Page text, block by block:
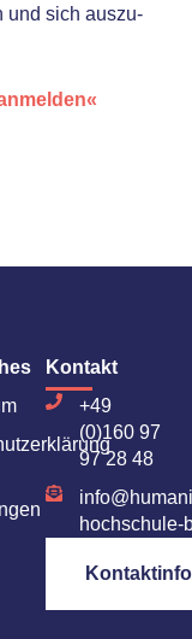
und sich aus­zu­
Kontakt
+49
(0)160 97
97 28 48
hochschule-